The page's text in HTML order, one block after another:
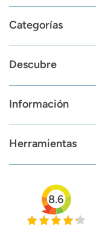
Categorías
Descubre
Información
Herramientas
8.6